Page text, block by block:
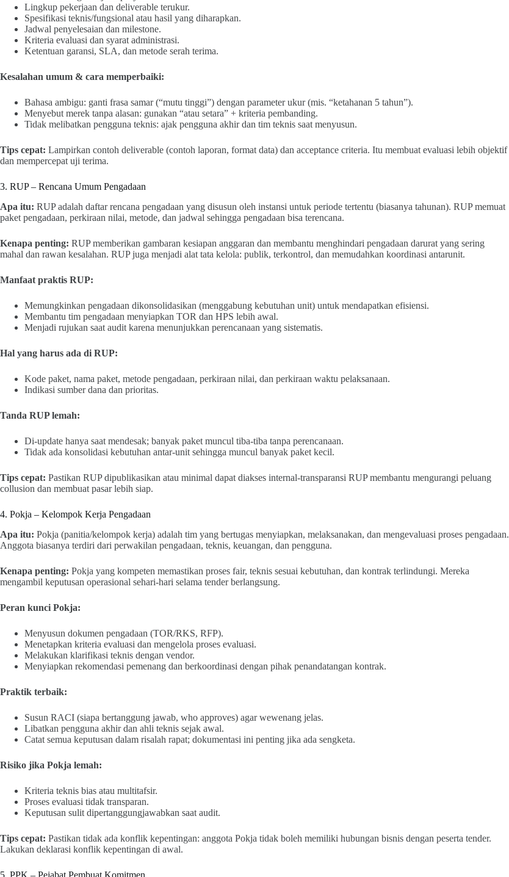
Lingkup pekerjaan dan deliverable terukur.
Spesifikasi teknis/fungsional atau hasil yang diharapkan.
Jadwal penyelesaian dan milestone.
Kriteria evaluasi dan syarat administrasi.
Ketentuan garansi, SLA, dan metode serah terima.
Kesalahan umum & cara memperbaiki:
Bahasa ambigu: ganti frasa samar (“mutu tinggi”) dengan parameter ukur (mis. “ketahanan 5 tahun”).
Menyebut merek tanpa alasan: gunakan “atau setara” + kriteria pembanding.
Tidak melibatkan pengguna teknis: ajak pengguna akhir dan tim teknis saat menyusun.
Tips cepat: Lampirkan contoh deliverable (contoh laporan, format data) dan acceptance criteria. Itu membuat evaluasi lebih objektif
dan mempercepat uji terima.
3. RUP – Rencana Umum Pengadaan
Apa itu: RUP adalah daftar rencana pengadaan yang disusun oleh instansi untuk periode tertentu (biasanya tahunan). RUP memuat
paket pengadaan, perkiraan nilai, metode, dan jadwal sehingga pengadaan bisa terencana.
Kenapa penting: RUP memberikan gambaran kesiapan anggaran dan membantu menghindari pengadaan darurat yang sering
mahal dan rawan kesalahan. RUP juga menjadi alat tata kelola: publik, terkontrol, dan memudahkan koordinasi antarunit.
Manfaat praktis RUP:
Memungkinkan pengadaan dikonsolidasikan (menggabung kebutuhan unit) untuk mendapatkan efisiensi.
Membantu tim pengadaan menyiapkan TOR dan HPS lebih awal.
Menjadi rujukan saat audit karena menunjukkan perencanaan yang sistematis.
Hal yang harus ada di RUP:
Kode paket, nama paket, metode pengadaan, perkiraan nilai, dan perkiraan waktu pelaksanaan.
Indikasi sumber dana dan prioritas.
Tanda RUP lemah:
Di-update hanya saat mendesak; banyak paket muncul tiba-tiba tanpa perencanaan.
Tidak ada konsolidasi kebutuhan antar-unit sehingga muncul banyak paket kecil.
Tips cepat: Pastikan RUP dipublikasikan atau minimal dapat diakses internal-transparansi RUP membantu mengurangi peluang
collusion dan membuat pasar lebih siap.
4. Pokja – Kelompok Kerja Pengadaan
Apa itu: Pokja (panitia/kelompok kerja) adalah tim yang bertugas menyiapkan, melaksanakan, dan mengevaluasi proses pengadaan.
Anggota biasanya terdiri dari perwakilan pengadaan, teknis, keuangan, dan pengguna.
Kenapa penting: Pokja yang kompeten memastikan proses fair, teknis sesuai kebutuhan, dan kontrak terlindungi. Mereka
mengambil keputusan operasional sehari-hari selama tender berlangsung.
Peran kunci Pokja:
Menyusun dokumen pengadaan (TOR/RKS, RFP).
Menetapkan kriteria evaluasi dan mengelola proses evaluasi.
Melakukan klarifikasi teknis dengan vendor.
Menyiapkan rekomendasi pemenang dan berkoordinasi dengan pihak penandatangan kontrak.
Praktik terbaik:
Susun RACI (siapa bertanggung jawab, who approves) agar wewenang jelas.
Libatkan pengguna akhir dan ahli teknis sejak awal.
Catat semua keputusan dalam risalah rapat; dokumentasi ini penting jika ada sengketa.
Risiko jika Pokja lemah:
Kriteria teknis bias atau multitafsir.
Proses evaluasi tidak transparan.
Keputusan sulit dipertanggungjawabkan saat audit.
Tips cepat: Pastikan tidak ada konflik kepentingan: anggota Pokja tidak boleh memiliki hubungan bisnis dengan peserta tender.
Lakukan deklarasi konflik kepentingan di awal.
5. PPK – Pejabat Pembuat Komitmen